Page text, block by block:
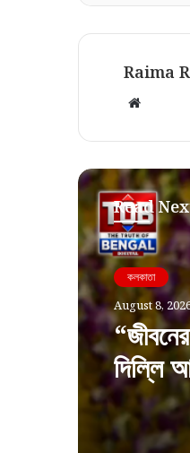
Raima
Website
Read
কলকাতা
August 8,
দিল্লি
বার্তা